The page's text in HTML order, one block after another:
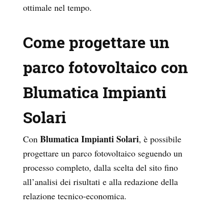
ottimale nel tempo.
Come progettare un
parco fotovoltaico con
Blumatica Impianti
Solari
Con Blumatica Impianti Solari, è possibile
progettare un parco fotovoltaico seguendo un
processo completo, dalla scelta del sito fino
all’analisi dei risultati e alla redazione della
relazione tecnico-economica.